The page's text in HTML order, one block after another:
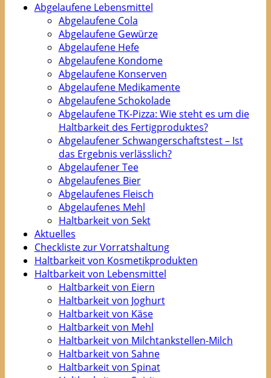
Abgelaufene Lebensmittel
Abgelaufene Cola
Abgelaufene Gewürze
Abgelaufene Hefe
Abgelaufene Kondome
Abgelaufene Konserven
Abgelaufene Medikamente
Abgelaufene Schokolade
Abgelaufene TK-Pizza: Wie steht es um die
Haltbarkeit des Fertigproduktes?
Abgelaufener Schwangerschaftstest – Ist
das Ergebnis verlässlich?
Abgelaufener Tee
Abgelaufenes Bier
Abgelaufenes Fleisch
Abgelaufenes Mehl
Haltbarkeit von Sekt
Aktuelles
Checkliste zur Vorratshaltung
Haltbarkeit von Kosmetikprodukten
Haltbarkeit von Lebensmittel
Haltbarkeit von Eiern
Haltbarkeit von Joghurt
Haltbarkeit von Käse
Haltbarkeit von Mehl
Haltbarkeit von Milchtankstellen-Milch
Haltbarkeit von Sahne
Haltbarkeit von Spinat